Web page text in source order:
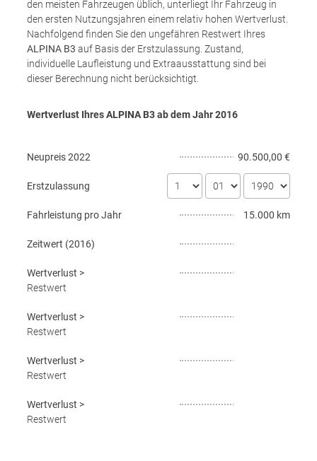
den meisten Fahrzeugen üblich, unterliegt Ihr Fahrzeug in
den ersten Nutzungsjahren einem relativ hohen Wertverlust.
Nachfolgend finden Sie den ungefähren Restwert Ihres
ALPINA B3 auf Basis der Erstzulassung. Zustand,
individuelle Laufleistung und Extraausstattung sind bei
dieser Berechnung nicht berücksichtigt.
Wertverlust Ihres ALPINA B3 ab dem Jahr2016
Neupreis2022 90.500,00 €
Erstzulassung
Fahrleistung pro Jahr 15.000 km
Zeitwert (2016)
Wertverlust >
Restwert
Wertverlust >
Restwert
Wertverlust >
Restwert
Wertverlust >
Restwert